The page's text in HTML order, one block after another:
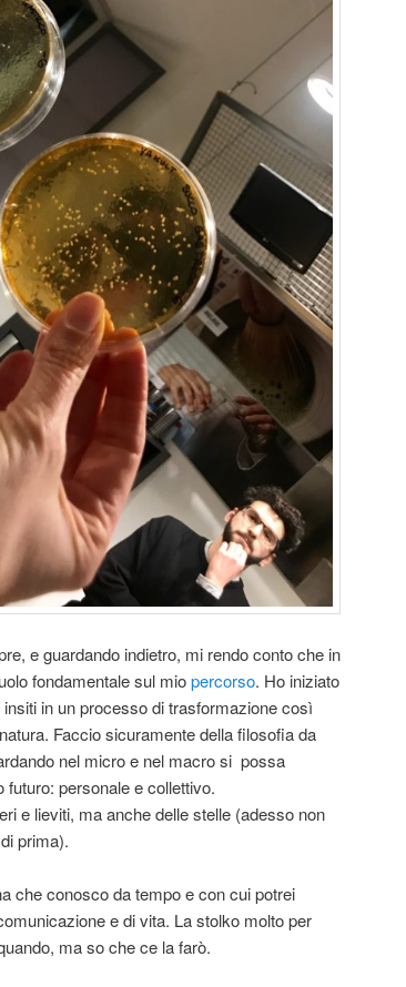
e guardando indietro, mi rendo conto che in
fondamentale sul miopercorso. Ho iniziato
in un processo di trasformazione così
Faccio sicuramente della filosofia da
nel micro e nel macro si possa
personale e collettivo.
e lieviti, ma anche delle stelle (adesso non
prima).
che conosco da tempo e con cui potrei
e di vita. La stolko molto per
ma so che ce la farò.